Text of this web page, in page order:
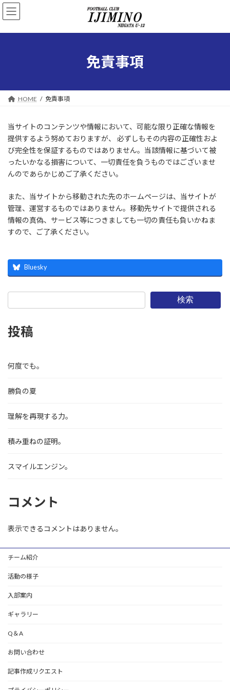
コ
ン
ン
ナ
ビ
ー
免責事項
HOME 免責事項
当サイトのコンテンツや情報において、可能な限り正確な情報を
提供するよう努めておりますが、 必ずしもその内容の正確性およ
び完全性を保証するものではありません。当該情報に基づいて被
ったいかなる損害について、一切責任を負うものではございませ
んのであらかじめご了承ください。
また、当サイトから移動された先のホームページは、当サイトが
管理、運営するものではありません。移動先サイトで提供される
情報の真偽、サービス等につきましても一切の責任も負いかねま
すので、ご了承ください。
Bluesky
検索
投稿
何度でも。
勝負の夏
理解を再現する力。
積み重ねの証明。
スマイルエンジン。
コメント
表示できるコメントはありません。
チーム紹介
活動の様子
入部案内
ギャラリー
Q＆A
お問い合わせ
記事作成リクエスト